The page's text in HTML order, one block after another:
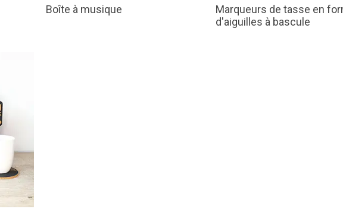
Boîte à musique
Marqueurs de tasse en
d'aiguilles à bascule